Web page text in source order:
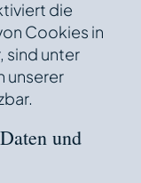
die
Cookies in
sind unter
unserer
und